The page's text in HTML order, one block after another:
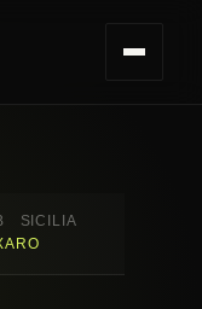
SICILIA